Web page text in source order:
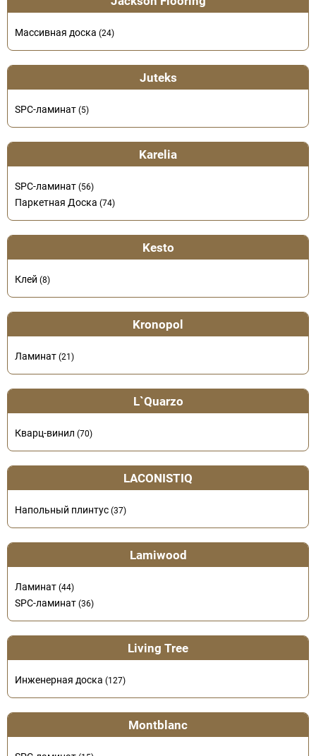
Массивная доска (24)
Juteks
SPC-ламинат (5)
Karelia
SPC-ламинат (56)
Паркетная Доска (74)
Kesto
Клей (8)
Kronopol
Ламинат (21)
L`Quarzo
Кварц-винил (70)
LACONISTIQ
Напольный плинтус (37)
Lamiwood
Ламинат (44)
SPC-ламинат (36)
Living Tree
Инженерная доска (127)
Montblanc